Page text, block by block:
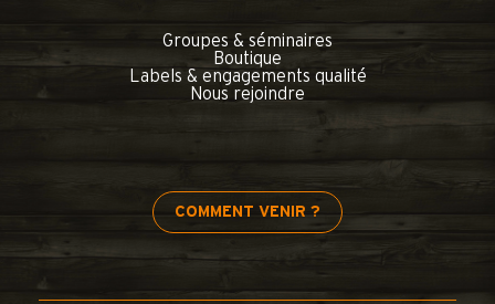
Groupes & séminaires
Boutique
Labels & engagements qualité
Nous rejoindre
COMMENT VENIR ?